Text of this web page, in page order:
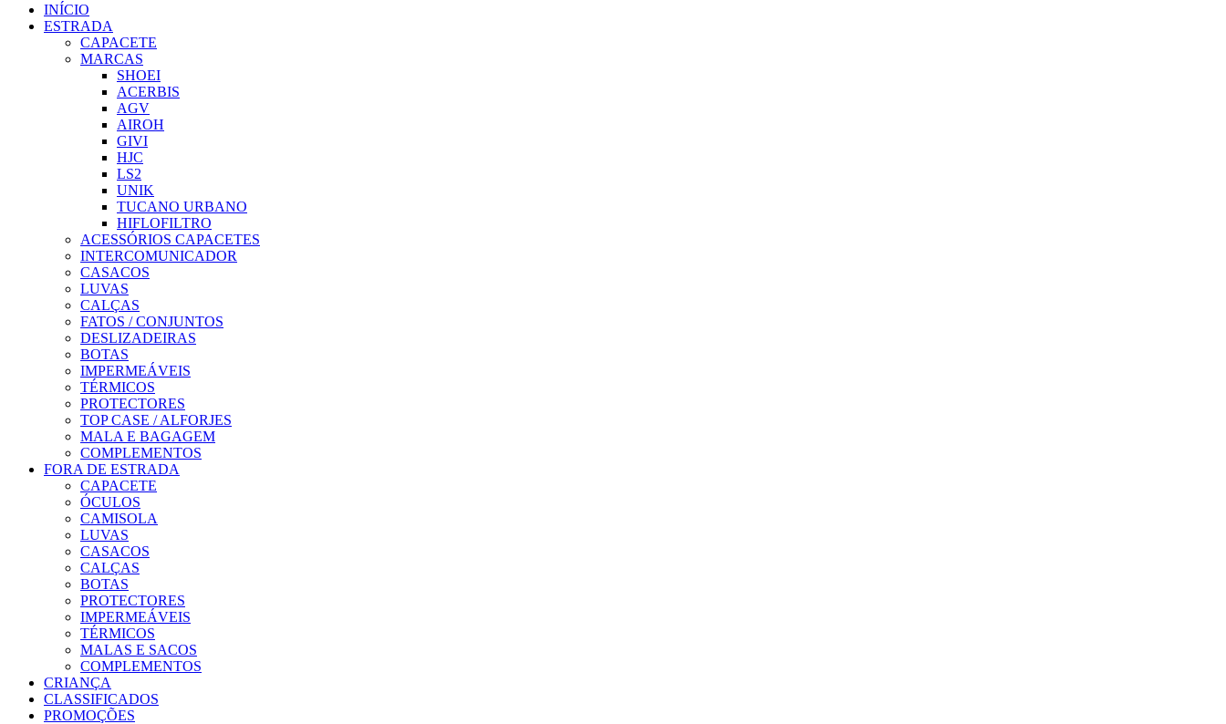
INÍCIO
ESTRADA
CAPACETE
MARCAS
SHOEI
ACERBIS
AGV
AIROH
GIVI
HJC
LS2
UNIK
TUCANO URBANO
HIFLOFILTRO
ACESSÓRIOS CAPACETES
INTERCOMUNICADOR
CASACOS
LUVAS
CALÇAS
FATOS / CONJUNTOS
DESLIZADEIRAS
BOTAS
IMPERMEÁVEIS
TÉRMICOS
PROTECTORES
TOP CASE / ALFORJES
MALA E BAGAGEM
COMPLEMENTOS
FORA DE ESTRADA
CAPACETE
ÓCULOS
CAMISOLA
LUVAS
CASACOS
CALÇAS
BOTAS
PROTECTORES
IMPERMEÁVEIS
TÉRMICOS
MALAS E SACOS
COMPLEMENTOS
CRIANÇA
CLASSIFICADOS
PROMOÇÕES